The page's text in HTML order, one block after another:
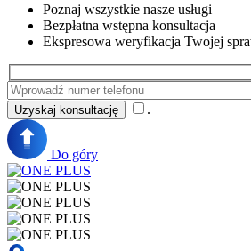
Poznaj wszystkie nasze usługi
Bezpłatna wstępna konsultacja
Ekspresowa weryfikacja Twojej
.
Do góry